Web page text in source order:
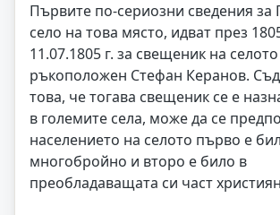
Първите по-сериозни сведения за
село на това място, идват през
11.07.1805 г. за свещеник на
ръкоположен Стефан Керанов.
това, че тогава свещеник се е
в големите села, може да се
населението на селото първо е
многобройно и второ е било в
преобладаващата си част